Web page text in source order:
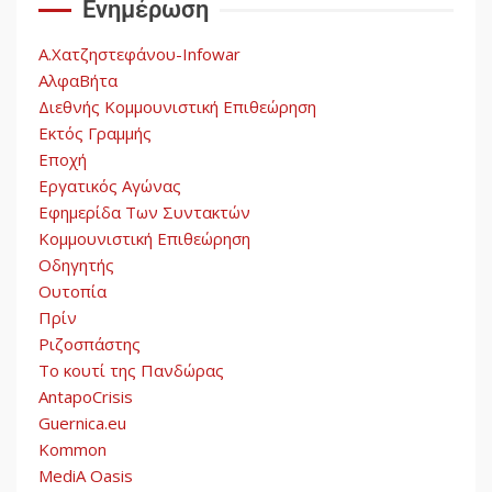
5 Ενημέρωση
Α.Χατζηστεφάνου-Infowar
ΑλφαΒήτα
Διεθνής Κομμουνιστική Επιθεώρηση
Εκτός Γραμμής
Εποχή
Εργατικός Αγώνας
Εφημερίδα Των Συντακτών
Κομμουνιστική Επιθεώρηση
Οδηγητής
Ουτοπία
Πρίν
Ριζοσπάστης
Το κουτί της Πανδώρας
AntapoCrisis
Guernica.eu
Kommon
MediA Oasis